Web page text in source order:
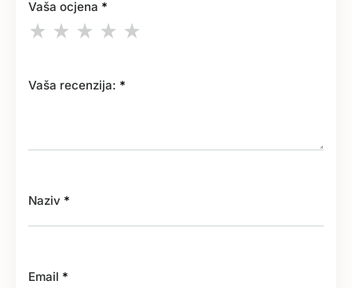
Vaša ocjena *
Vaša recenzija: *
Naziv *
Email *